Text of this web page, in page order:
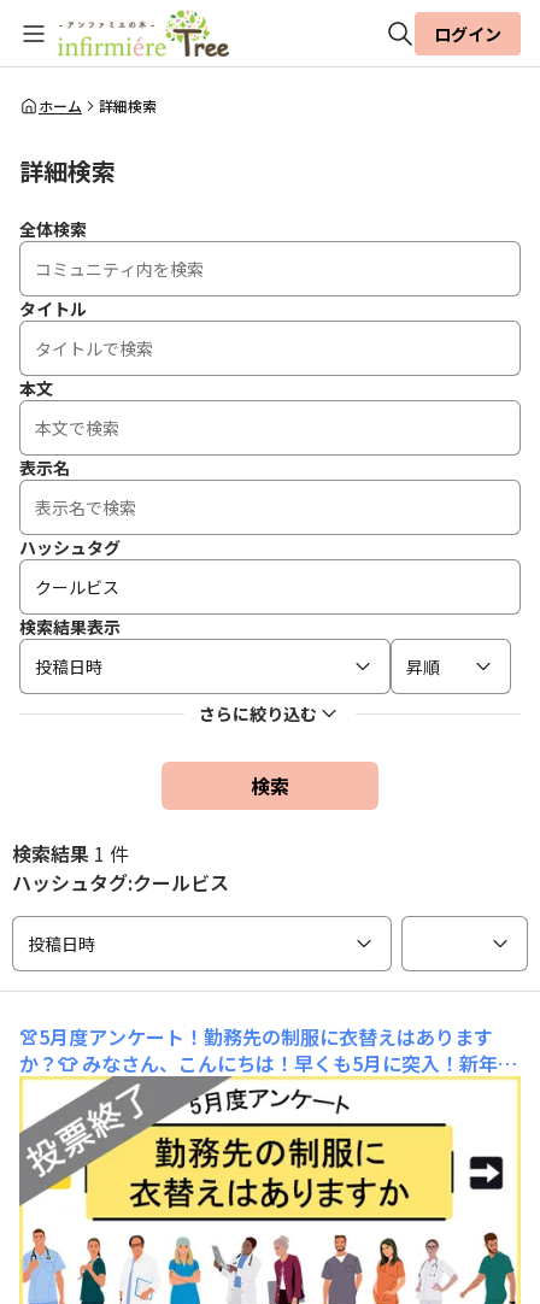
全体検索
ログイン
ホーム 詳細検索
詳細検索
全体検索
タイトル
本文
表示名
ハッシュタグ
検索結果表示
投稿日時
昇順
さらに絞り込む
検索
検索結果 1 件
ハッシュタグ:クールビス
投稿日時
👚5月度アンケート！勤務先の制服に衣替えはあります
か？👕 みなさん、こんにちは！早くも5月に突入！新年度
から早1か月が経過しましたが、みなさんはいかがお過ご
しでしょうか？5月はGWもあり、連休の方もいらっしゃ
るのでは？また新生活から続く緊張感がこのあたりでやっ
とほぐれてくるのではないでしょうか？季節の変わり目、
おうちでは冬物を片付けて夏物に切り替えていく時